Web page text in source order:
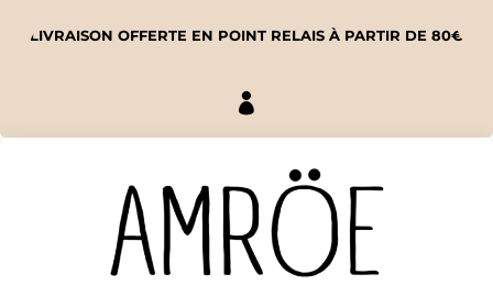
LIVRAISON OFFERTE EN POINT RELAIS À PARTIR DE 80€
